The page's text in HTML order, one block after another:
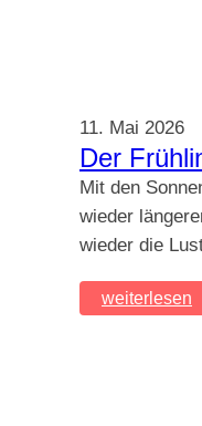
11. Mai 2026
Der
Mit den
wieder
wieder die
weiterlesen